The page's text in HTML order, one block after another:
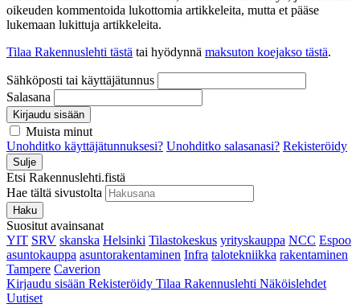
oikeuden kommentoida lukottomia artikkeleita, mutta et pääse
lukemaan lukittuja artikkeleita.
Tilaa Rakennuslehti tästä tai hyödynnä maksuton koejakso tästä.
Sähköposti tai käyttäjätunnus
Salasana
Kirjaudu sisään
Muista minut
Unohditko käyttäjätunnuksesi? Unohditko salasanasi? Rekisteröidy
Sulje
Etsi Rakennuslehti.fistä
Hae tältä sivustolta
Haku
Suositut avainsanat
YIT SRV skanska Helsinki Tilastokeskus yrityskauppa NCC Espoo
asuntokauppa asuntorakentaminen Infra talotekniikka rakentaminen
Tampere Caverion
Kirjaudu sisään Rekisteröidy Tilaa Rakennuslehti Näköislehdet
Uutiset